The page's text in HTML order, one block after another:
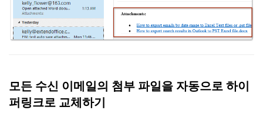
모든 수신 이메일의 첨부 파일을 자동으로 하이
퍼링크로 교체하기